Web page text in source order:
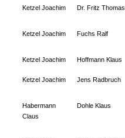
Ketzel Joachim Dr. Fritz Thomas
Ketzel Joachim Fuchs Ralf
Ketzel Joachim
Ketzel Joachim
Hoffmann Klaus
Jens Radbruch
Habermann
Claus
Dohle Klaus